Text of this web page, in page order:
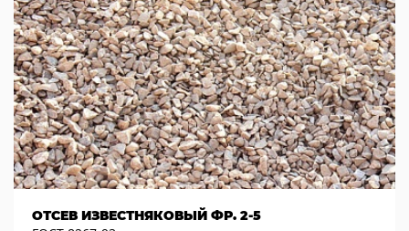
ОТСЕВ ИЗВЕСТНЯКОВЫЙ ФР. 2-5